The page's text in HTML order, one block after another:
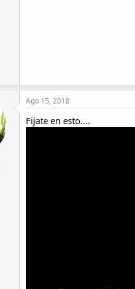
Ago 15, 2018
Fijate en esto....